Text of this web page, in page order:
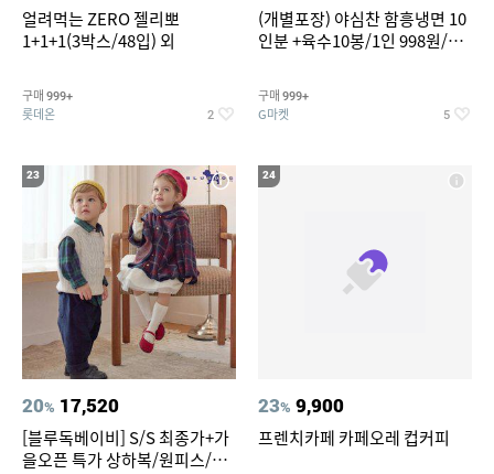
얼려먹는 ZERO 젤리뽀
1+1+1(3박스/48입) 외
구매 999+
롯데온 2
(개별포장) 야심찬 함흥냉면 10
인분 +육수10봉/1인 998원/머
구매 999+
G마켓 5
23
20% 17,520
[블루독베이비] S/S 최종가+가
을오픈 특가 상하복/원피스/내
24
23% 9,900
프렌치카페 카페오레 컵커피